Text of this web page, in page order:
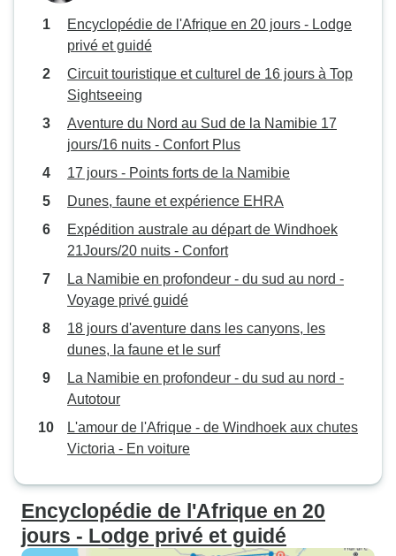
Encyclopédie de l'Afrique en 20 jours - Lodge
privé et guidé
Circuit touristique et culturel de 16 jours à Top
Sightseeing
Aventure du Nord au Sud de la Namibie 17
jours/16 nuits - Confort Plus
17 jours - Points forts de la Namibie
Dunes, faune et expérience EHRA
Expédition australe au départ de Windhoek
21Jours/20 nuits - Confort
La Namibie en profondeur - du sud au nord -
Voyage privé guidé
18 jours d'aventure dans les canyons, les
dunes, la faune et le surf
La Namibie en profondeur - du sud au nord -
Autotour
L'amour de l'Afrique - de Windhoek aux chutes
Victoria - En voiture
Encyclopédie de l'Afrique en 20
jours - Lodge privé et guidé